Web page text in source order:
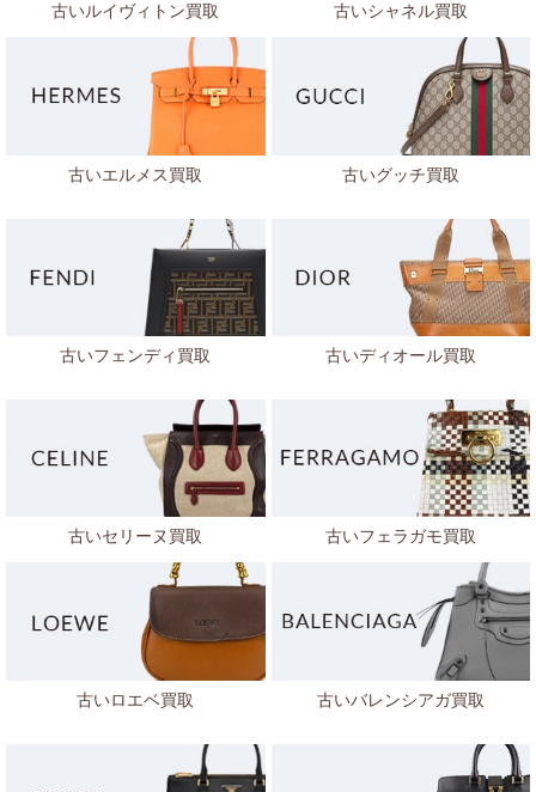
古いルイヴィトン買取 古いシャネル買取
古いエルメス買取 古いグッチ買取
古いフェンディ買取 古いディオール買取
古いセリーヌ買取 古いフェラガモ買取
古いロエベ買取 古いバレンシアガ買取